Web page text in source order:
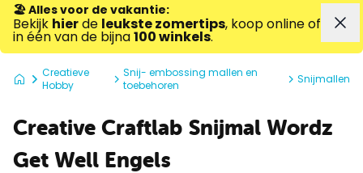
🏖️ Alles voor de vakantie:
Bekijk hierde leukste zomertips, koop online of
in één van de bijna100 winkels.
Creatieve
Hobby
Snij- embossing mallen en
toebehoren
Snijmallen
Creative Craftlab Snijmal Wordz
Get Well Engels